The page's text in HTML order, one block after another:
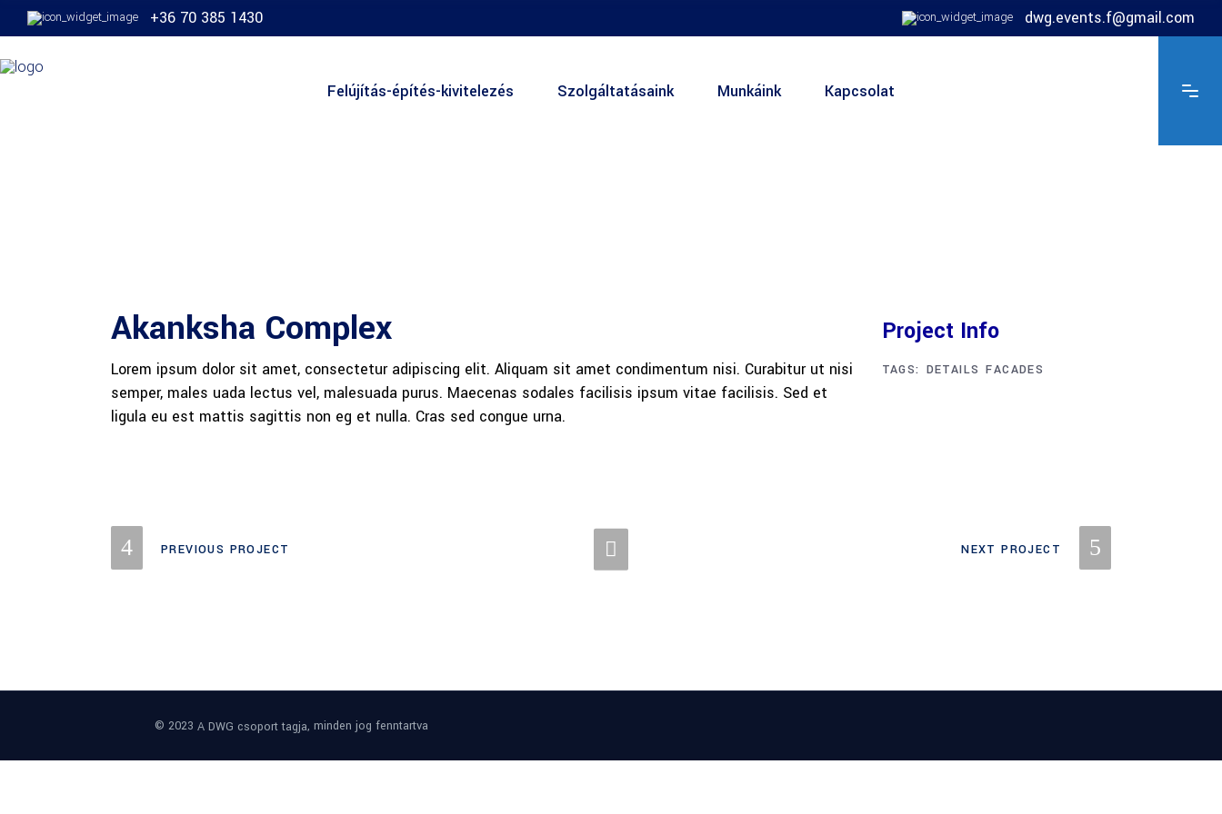
+36 70 385 1430 dwg.events.f@gmail.com
Felújítás-építés-kivitelezés Szolgáltatásaink Munkáink Kapcsolat
Akanksha Complex
Lorem ipsum dolor sit amet, consectetur adipiscing elit. Aliquam sit amet condimentum nisi. Curabitur ut nisi
semper, males uada lectus vel, malesuada purus. Maecenas sodales facilisis ipsum vitae facilisis. Sed et
ligula eu est mattis sagittis non eg et nulla. Cras sed congue urna.
Project Info
TAGS: DETAILS FACADES
PREVIOUS PROJECT NEXT PROJECT
© 2023 A DWG csoport tagja, minden jog fenntartva